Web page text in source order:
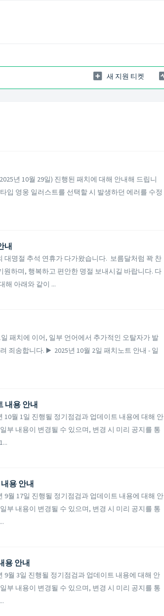
새 지원 티켓
년 10월 29일) 진행된 패치에 대해 안내해 드립니
입 영웅 일러스트를 선택할 시 발생하던 에러를 수정
내
대명절 추석 연휴가 다가왔습니다. 보름달처럼 꽉 찬
하며, 행복하고 편안한 명절 보내시길 바랍니다. 다
해 아래와 같이 ...
패치에 이어, 일부 언어에서 추가적인 오탈자가 발
죄송합니다. ▶️ 2025년 10월 2일 패치노트 안내 - 일
내용 안내
월 1일 진행될 정기점검과 업데이트 내용에 대해 안
부 내용이 변경될 수 있으며, 변경 시 미리 공지를 통
용 안내
월 17일 진행될 정기점검과 업데이트 내용에 대해 안
부 내용이 변경될 수 있으며, 변경 시 미리 공지를 통
용 안내
월 3일 진행될 정기점검과 업데이트 내용에 대해 안
부 내용이 변경될 수 있으며, 변경 시 미리 공지를 통